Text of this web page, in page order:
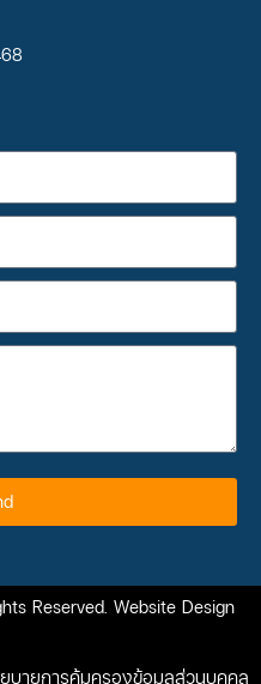
Reserved. Website Design
บายการคุ้มครองข้อมูลส่วนบุคคล